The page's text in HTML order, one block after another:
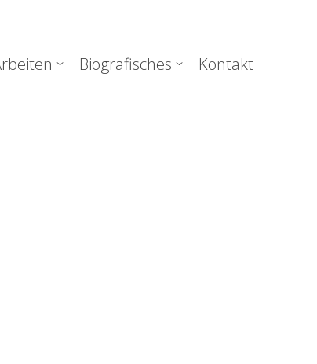
Biografisches Kontakt